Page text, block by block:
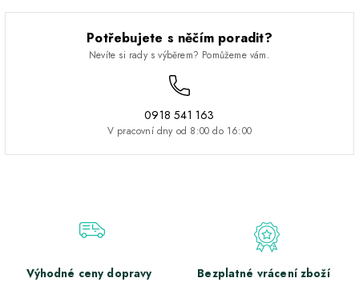
Potřebujete s něčím poradit?
Nevíte si rady s výběrem? Pomůžeme vám.
0918 541 163
V pracovní dny od 8:00 do 16:00
Výhodné ceny dopravy
Bezplatné vrácení zboží